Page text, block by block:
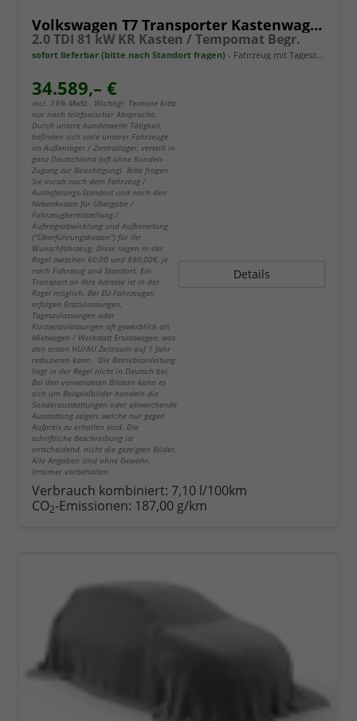
Volkswagen T7 Transporter Kastenwagen
2.0 TDI 81 kW KR Kasten / Tempomat Begr.
sofort lieferbar (bitte nach Standort fragen) Fahrzeug mit Tageszulassung
34.589,– €
incl. 19% MwSt.. Wichtig!: Termine bitte
nur nach telefonischer Absprache.
Durch unsere bundesweite Tätigkeit,
befinden sich viele unserer Fahrzeuge
im Außenlager / Zentrallager, verteilt in
ganz Deutschland (oft ohne Kunden-
Zugang zur Besichtigung). Bitte fragen
Sie vorab nach dem Fahrzeug /
Auslieferungs-Standort und nach den
Nebenkosten für Übergabe /
Fahrzeugbereitstellung /
Auftragsabwicklung und Aufbereitung
("Überführungskosten") für Ihr
Wunschfahrzeug. Diese liegen in der
Regel zwischen 60,00 und 890,00€, je
nach Fahrzeug und Standort. Ein
Transport an Ihre Adresse ist in der
Regel möglich. Bei EU-Fahrzeugen
erfolgen Erstzulassungen,
Tageszulassungen oder
Kurzzeitzulassungen oft gewerblich als
Mietwagen / Werkstatt Ersatzwagen, was
den ersten HU/AU Zeitraum auf 1 Jahr
reduzieren kann. Die Betriebsanleitung
liegt in der Regel nicht in Deutsch bei.
Bei den verwendeten Bildern kann es
sich um Beispielbilder handeln die
Sonderausstattungen oder abweichende
Ausstattung zeigen, welche nur gegen
Aufpreis zu erhalten sind. Die
schriftliche Beschreibung ist
entscheidend, nicht die gezeigten Bilder.
Alle Angaben sind ohne Gewähr.
Irrtümer vorbehalten.
Details
Verbrauch kombiniert: 7,10 l/100km
CO2-Emissionen: 187,00 g/km